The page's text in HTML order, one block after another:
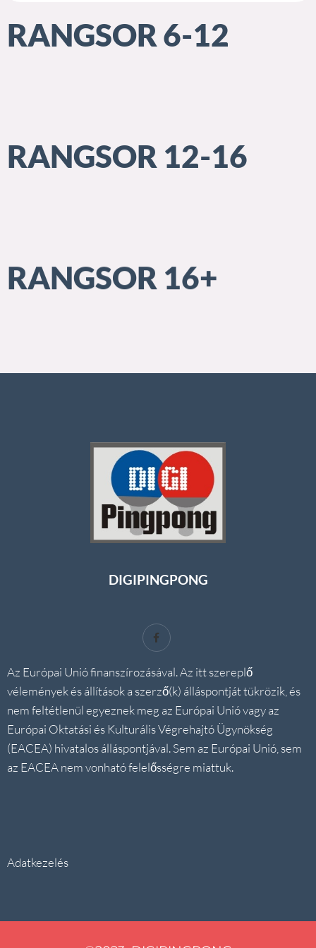
RANGSOR 6-12
RANGSOR 12-16
RANGSOR 16+
DIGIPINGPONG
Az Európai Unió finanszírozásával. Az itt szereplő
vélemények és állítások a szerző(k) álláspontját tükrözik, és
nem feltétlenül egyeznek meg az Európai Unió vagy az
Európai Oktatási és Kulturális Végrehajtó Ügynökség
(EACEA) hivatalos álláspontjával. Sem az Európai Unió, sem
az EACEA nem vonható felelősségre miattuk.
Adatkezelés